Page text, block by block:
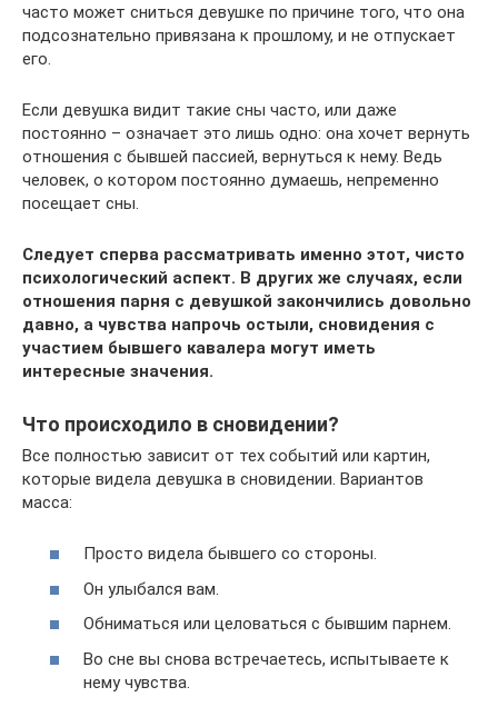
часто может сниться девушке по причине того, что она
подсознательно привязана к прошлому, и не отпускает
его.
Если девушка видит такие сны часто, или даже
постоянно – означает это лишь одно: она хочет вернуть
отношения с бывшей пассией, вернуться к нему. Ведь
человек, о котором постоянно думаешь, непременно
посещает сны.
Следует сперва рассматривать именно этот, чисто
психологический аспект. В других же случаях, если
отношения парня с девушкой закончились довольно
давно, а чувства напрочь остыли, сновидения с
участием бывшего кавалера могут иметь
интересные значения.
Что происходило в сновидении?
Все полностью зависит от тех событий или картин,
которые видела девушка в сновидении. Вариантов
масса:
Просто видела бывшего со стороны.
Он улыбался вам.
Обниматься или целоваться с бывшим парнем.
Во сне вы снова встречаетесь, испытываете к
нему чувства.